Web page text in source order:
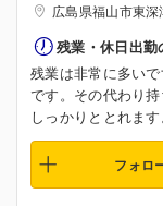
広島県福山市東
残業・休日出勤
残業は非常に多い
です。その代わり
しっかりととれます
フォロ